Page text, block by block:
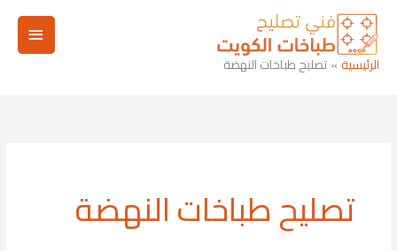
تخطي
المحتوى
الرئيسية تصليح طباخات النهضة
تصليح طباخات النهضة